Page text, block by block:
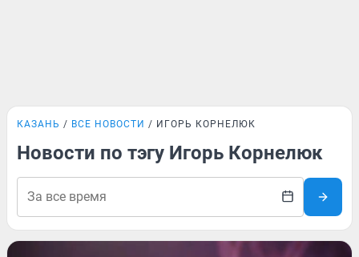
КАЗАНЬ ВСЕ НОВОСТИ ИГОРЬ КОРНЕЛЮК
Новости по тэгу Игорь Корнелюк